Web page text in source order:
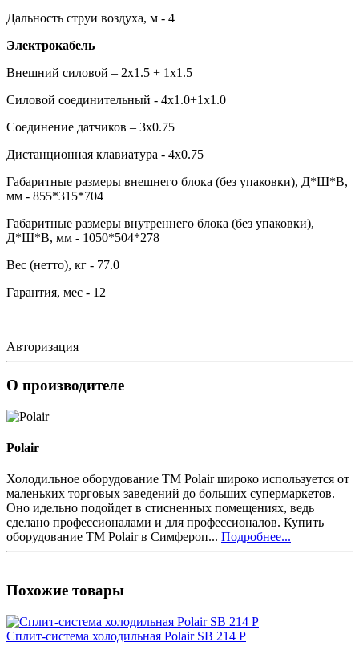
Дальность струи воздуха, м - 4
Электрокабель
Внешний силовой – 2х1.5 + 1х1.5
Силовой соединительный - 4х1.0+1х1.0
Соединение датчиков – 3х0.75
Дистанционная клавиатура - 4х0.75
Габаритные размеры внешнего блока (без упаковки), Д*Ш*В,
мм - 855*315*704
Габаритные размеры внутреннего блока (без упаковки),
Д*Ш*В, мм - 1050*504*278
Вес (нетто), кг - 77.0
Гарантия, мес - 12
Авторизация
О производителе
Polair
Холодильное оборудование ТМ Polair широко используется от
маленьких торговых заведений до больших супермаркетов.
Оно идельно подойдет в стисненных помещениях, ведь
сделано профессионалами и для профессионалов. Купить
оборудование ТМ Polair в Симфероп... Подробнее...
Похожие товары
Сплит-система холодильная Polair SB 214 P